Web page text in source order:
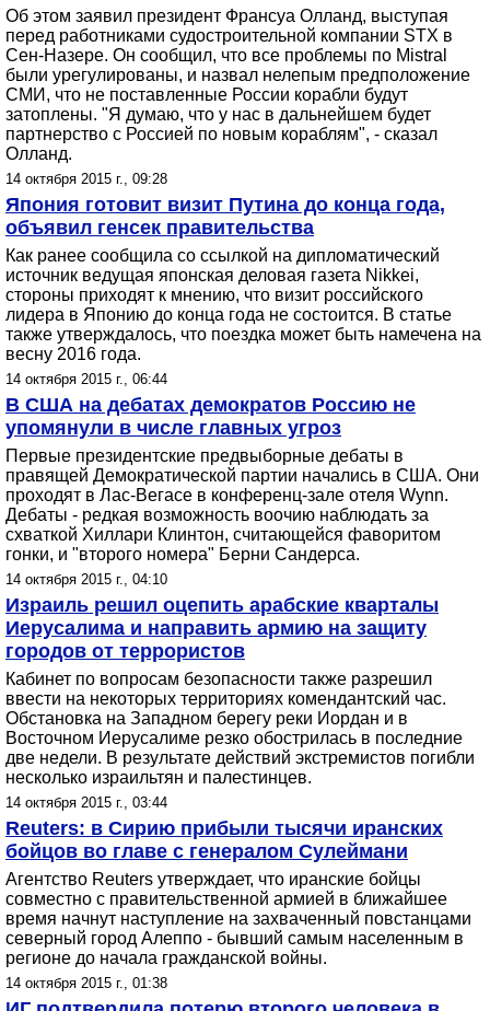
Об этом заявил президент Франсуа Олланд, выступая
перед работниками судостроительной компании STX в
Сен-Назере. Он сообщил, что все проблемы по Mistral
были урегулированы, и назвал нелепым предположение
СМИ, что не поставленные России корабли будут
затоплены. "Я думаю, что у нас в дальнейшем будет
партнерство с Россией по новым кораблям", - сказал
Олланд.
14 октября 2015 г., 09:28
Япония готовит визит Путина до конца года,
объявил генсек правительства
Как ранее сообщила со ссылкой на дипломатический
источник ведущая японская деловая газета Nikkei,
стороны приходят к мнению, что визит российского
лидера в Японию до конца года не состоится. В статье
также утверждалось, что поездка может быть намечена на
весну 2016 года.
14 октября 2015 г., 06:44
В США на дебатах демократов Россию не
упомянули в числе главных угроз
Первые президентские предвыборные дебаты в
правящей Демократической партии начались в США. Они
проходят в Лас-Вегасе в конференц-зале отеля Wynn.
Дебаты - редкая возможность воочию наблюдать за
схваткой Хиллари Клинтон, считающейся фаворитом
гонки, и "второго номера" Берни Сандерса.
14 октября 2015 г., 04:10
Израиль решил оцепить арабские кварталы
Иерусалима и направить армию на защиту
городов от террористов
Кабинет по вопросам безопасности также разрешил
ввести на некоторых территориях комендантский час.
Обстановка на Западном берегу реки Иордан и в
Восточном Иерусалиме резко обострилась в последние
две недели. В результате действий экстремистов погибли
несколько израильтян и палестинцев.
14 октября 2015 г., 03:44
Reuters: в Сирию прибыли тысячи иранских
бойцов во главе с генералом Сулеймани
Агентство Reuters утверждает, что иранские бойцы
совместно с правительственной армией в ближайшее
время начнут наступление на захваченный повстанцами
северный город Алеппо - бывший самым населенным в
регионе до начала гражданской войны.
14 октября 2015 г., 01:38